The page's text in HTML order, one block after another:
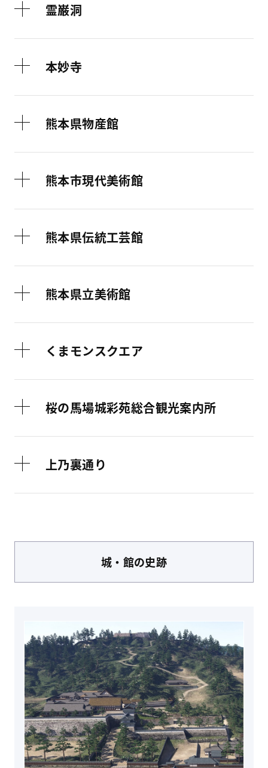
霊巌洞
本妙寺
熊本県物産館
熊本市現代美術館
熊本県伝統工芸館
熊本県立美術館
くまモンスクエア
桜の馬場城彩苑総合観光案内所
上乃裏通り
城・館の史跡